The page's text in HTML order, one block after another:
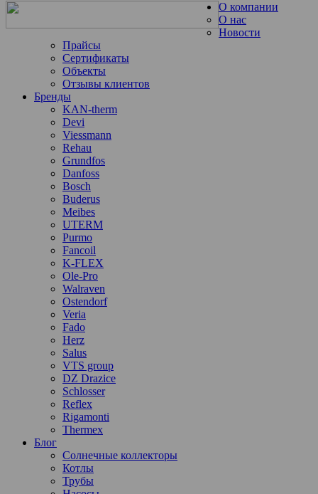
О компании
О нас
Новости
Прайсы
Сертификаты
Объекты
Отзывы клиентов
Бренды
KAN-therm
Devi
Viessmann
Rehau
Grundfos
Danfoss
Bosch
Buderus
Meibes
UTERM
Purmo
Fancoil
K-FLEX
Ole-Pro
Walraven
Ostendorf
Veria
Fado
Herz
Salus
VTS group
DZ Drazice
Schlosser
Reflex
Rigamonti
Thermex
Блог
Солнечные коллекторы
Котлы
Трубы